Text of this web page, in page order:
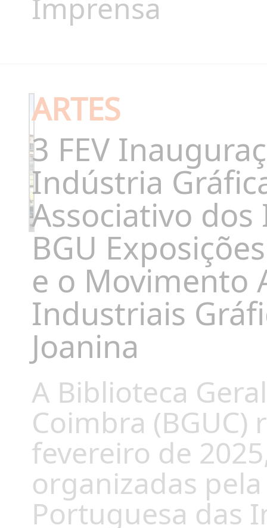
ARTES
3 FEV
Indústria
Associativo
BGU
e o Movimento
Industriais
Joanina
A Biblioteca
Coimbra
fevereiro de
organizadas pela
Portuguesa das